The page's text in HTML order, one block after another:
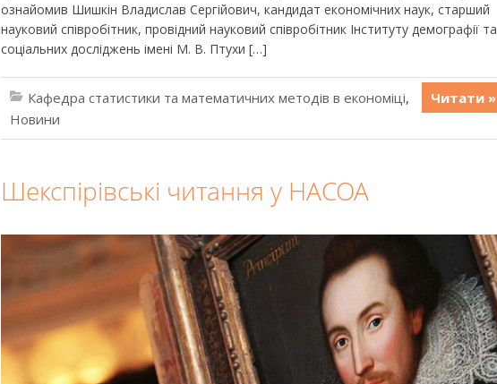
ознайомив Шишкін Владислав Сергійович, кандидат економічних наук, старший
науковий співробітник, провідний науковий співробітник Інституту демографії та
соціальних досліджень імені М. В. Птухи […]
Кафедра статистики та математичних методів в економіці,
Новини
Читати »
Шекспірівські читання у НАСОА